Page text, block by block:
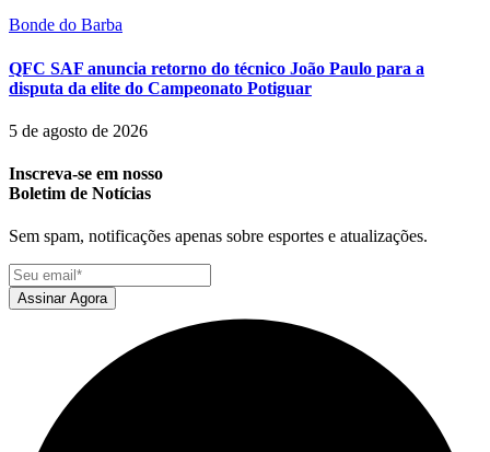
Bonde do Barba
QFC SAF anuncia retorno do técnico João Paulo para a
disputa da elite do Campeonato Potiguar
5 de agosto de 2026
Inscreva-se em nosso
Boletim de Notícias
Sem spam, notificações apenas sobre esportes e atualizações.
Assinar Agora